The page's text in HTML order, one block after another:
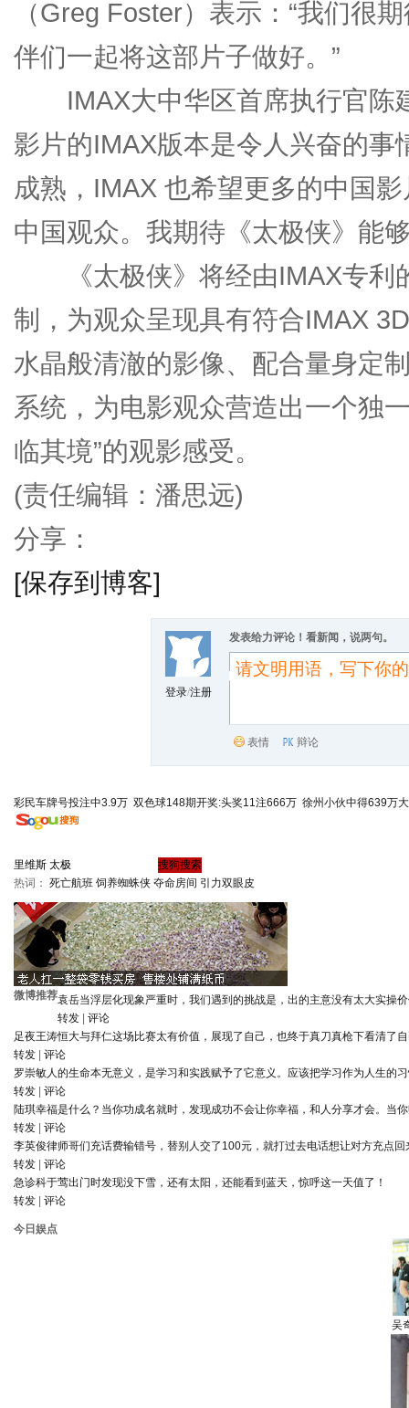
（Greg Foster）表示：“我们很
伴们一起将这部片子做好。”
IMAX大中华区首席执行官陈
影片的IMAX版本是令人兴奋的
成熟，IMAX 也希望更多的中国
中国观众。我期待《太极侠》能
《太极侠》将经由IMAX专利
制，为观众呈现具有符合IMAX
水晶般清澈的影像、配合量身定
系统，为电影观众营造出一个独
临其境”的观影感受。
(责任编辑：潘思远)
分享：
[保存到博客]
登录/注册
发表给力评论！看新闻，说两句。
表情 辩论
彩民车牌号投注中3.9万 双色球148期开奖:头奖11注666万 徐州小伙中得639万
热词： 死亡航班 饲养蜘蛛侠 夺命房间 引力双眼皮
微博推荐袁岳当浮层化现象严重时，我们遇到的挑战是，出的主意没有太大实操
转发
评论
足夜王涛恒大与拜仁这场比赛太有价值，展现了自己，也终于真刀真枪下看清了
转发
评论
罗崇敏人的生命本无意义，是学习和实践赋予了它意义。应该把学习作为人生的
转发
评论
陆琪幸福是什么？当你功成名就时，发现成功不会让你幸福，和人分享才会。当
转发
评论
李英俊律师哥们充话费输错号，替别人交了100元，就打过去电话想让对方充点
转发
评论
急诊科于莺出门时发现没下雪，还有太阳，还能看到蓝天，惊呼这一天值了！
转发
评论
今日娱点
吴